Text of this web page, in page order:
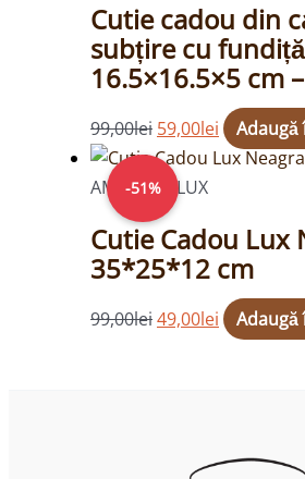
Cutie cadou din
subțire cu
16.5×16.5×5 cm
99,00lei
99,00lei.
59,00lei Adaugă
-51%
AMBALAJE LUX
Cutie Cadou Lux
35*25*12 cm
99,00lei
Prețul
inițial
a
fost:
99,00lei.
49,00lei
Prețul
49,00lei.
Adaugă